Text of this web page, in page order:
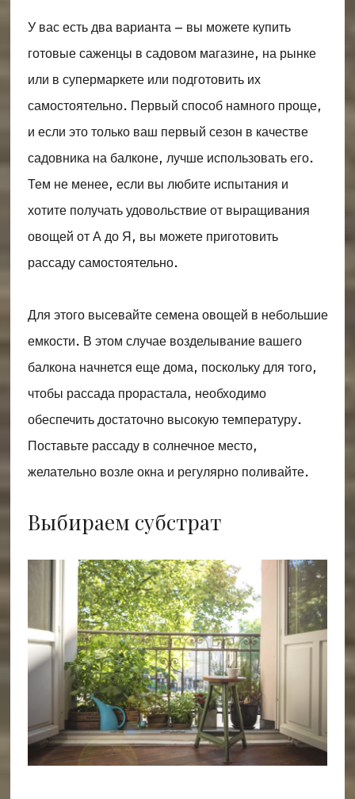
У вас есть два варианта – вы можете купить
готовые саженцы в садовом магазине, на рынке
или в супермаркете или подготовить их
самостоятельно. Первый способ намного проще,
и если это только ваш первый сезон в качестве
садовника на балконе, лучше использовать его.
Тем не менее, если вы любите испытания и
хотите получать удовольствие от выращивания
овощей от А до Я, вы можете приготовить
рассаду самостоятельно.
Для этого высевайте семена овощей в небольшие
емкости. В этом случае возделывание вашего
балкона начнется еще дома, поскольку для того,
чтобы рассада прорастала, необходимо
обеспечить достаточно высокую температуру.
Поставьте рассаду в солнечное место,
желательно возле окна и регулярно поливайте.
Выбираем субстрат